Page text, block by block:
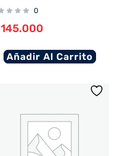
0
145.000
Añadir Al Carrito